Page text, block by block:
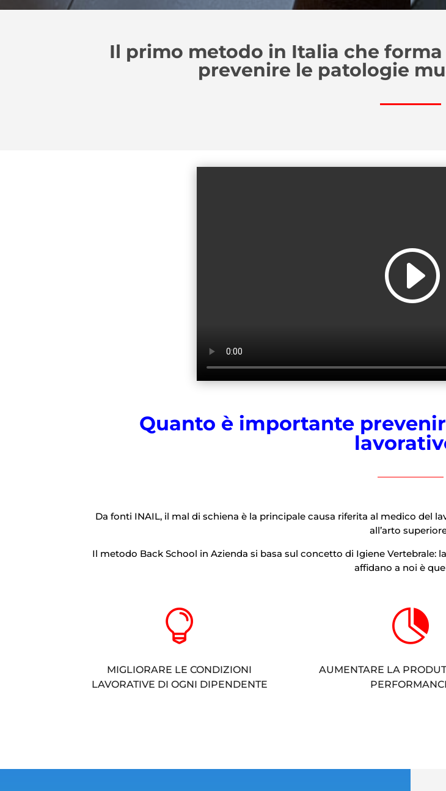
Il primo metodo in Italia che
prevenire le patologie
Quanto è importante
Da fonti INAIL, il mal di schiena è la principale causa riferita al medico del
all’arto
Il metodo Back School in Azienda si basa sul concetto di Igiene
affidano a noi è

MIGLIORARE LE CONDIZIONI
LAVORATIVE DI OGNI DIPENDENTE

AUMENTARE LA